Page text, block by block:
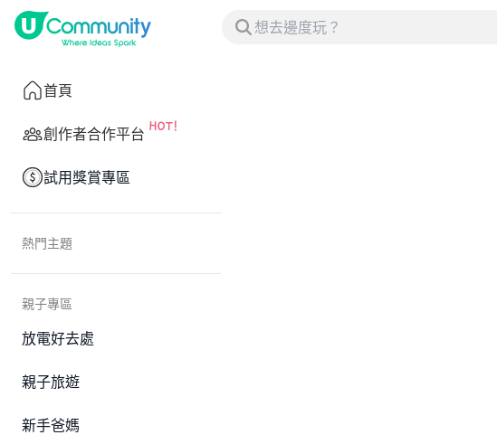
首頁
創作者合作平台
試用獎賞專區
熱門主題
親子專區
放電好去處
親子旅遊
新手爸媽